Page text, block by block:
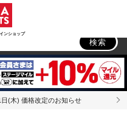
ンショップ
検索
(木) 価格改定のお知らせ